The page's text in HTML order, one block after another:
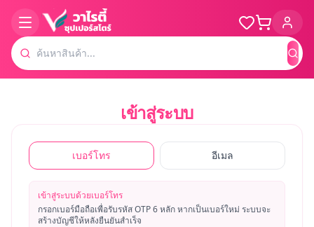
ค้น
เข้าสู่ระบบ
เบอร์โทร อีเมล
เข้าสู่ระบบด้วยเบอร์โทร
กรอกเบอร์มือถือเพื่อรับรหัส OTP 6 หลัก หากเป็นเบอร์ใหม่ ระบบจะ
สร้างบัญชีให้หลังยืนยันสำเร็จ